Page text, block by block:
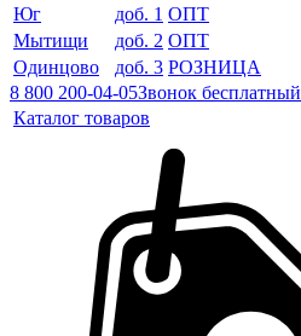
Юг
доб. 1 ОПТ
Мытищи
доб. 2 ОПТ
Одинцово
доб. 3 РОЗНИЦА
8 800 200-04-05Звонок
Каталог товаров